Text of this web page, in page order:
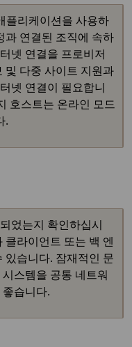
플리케이션을 사용하
과 연결된 조직에 속하
넷 연결을 프로비저
및 다중 사이트 지원과
넷 연결이 필요합니
호스트는 온라인 모드
.
었는지 확인하십시
클라이언트 또는 백 엔
있습니다. 잠재적인 문
스템을 공통 네트워
습니다.